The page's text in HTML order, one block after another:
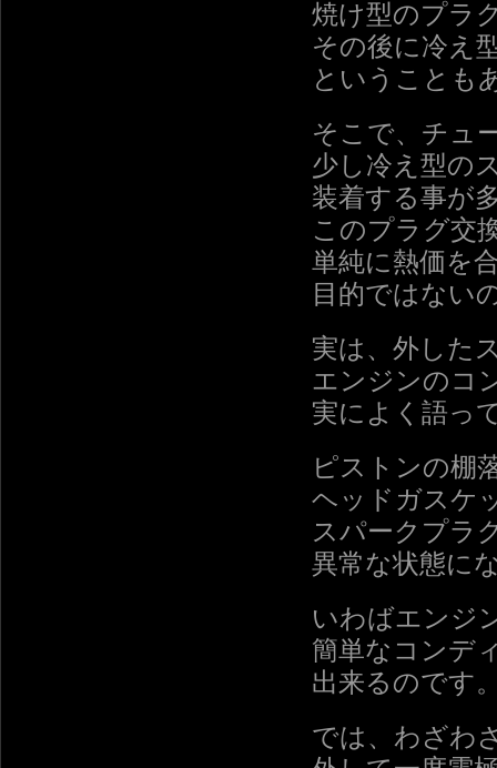
焼け型のプラ
その後に冷え
ということも
そこで、チュ
少し冷え型の
装着する事が
このプラグ交
単純に熱価を
目的ではない
実は、外した
エンジンのコ
実によく語っ
ピストンの棚
ヘッドガスケ
スパークプラ
異常な状態に
いわばエンジ
簡単なコンデ
出来るのです
では、わざわ